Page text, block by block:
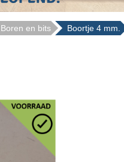
Boren en bits Boortje 4 mm.